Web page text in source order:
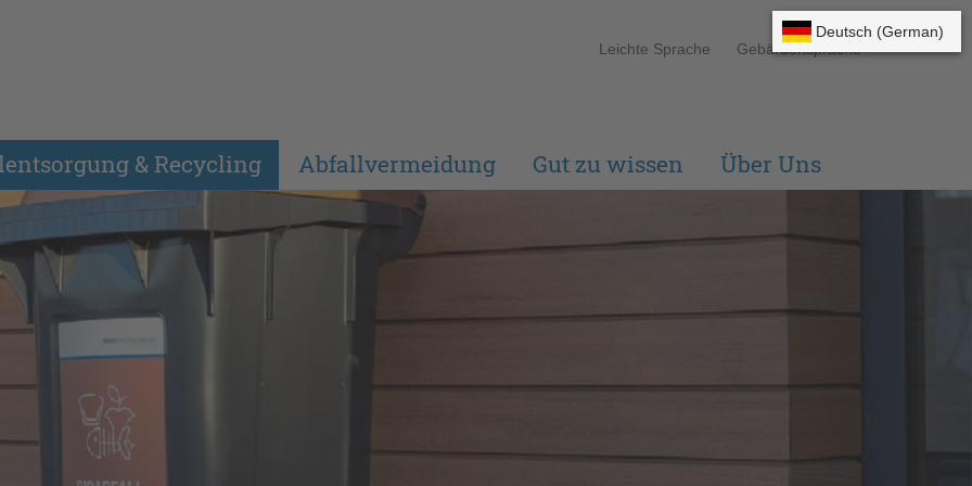
Leichte Sprache Gebärdensprache
& Recycling Abfallvermeidung Gut zu wissen Über Uns